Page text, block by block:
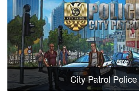
City Patrol Police